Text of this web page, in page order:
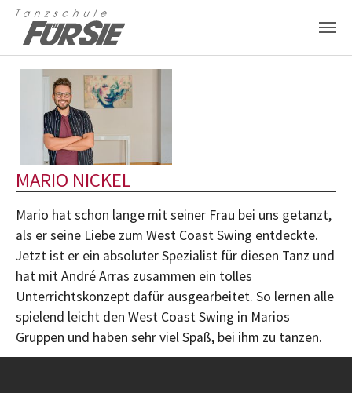
MARIO NICKEL
Mario hat schon lange mit seiner Frau bei uns getanzt,
als er seine Liebe zum West Coast Swing entdeckte.
Jetzt ist er ein absoluter Spezialist für diesen Tanz und
hat mit André Arras zusammen ein tolles
Unterrichtskonzept dafür ausgearbeitet. So lernen alle
spielend leicht den West Coast Swing in Marios
Gruppen und haben sehr viel Spaß, bei ihm zu tanzen.